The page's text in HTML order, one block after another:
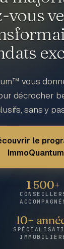
vous
vous
décrocher
sans y
le
1 500+
10+